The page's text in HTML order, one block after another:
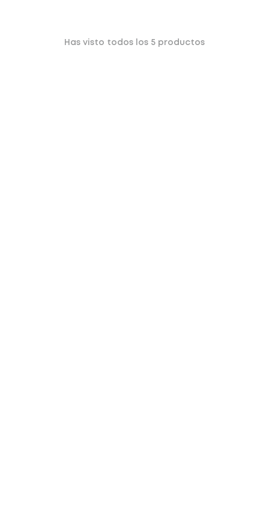
Has visto todos los 5 productos